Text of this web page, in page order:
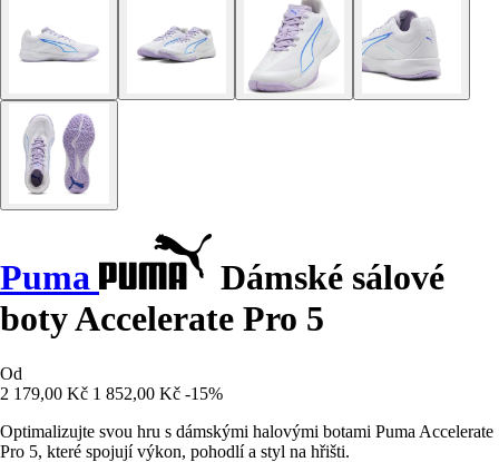
Puma
Dámské sálové
boty Accelerate Pro 5
Od
2 179,00 Kč 1 852,00 Kč -15%
Optimalizujte svou hru s dámskými halovými botami Puma Accelerate
Pro 5, které spojují výkon, pohodlí a styl na hřišti.